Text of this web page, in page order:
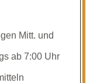
Mitt. und
ab 7:00 Uhr